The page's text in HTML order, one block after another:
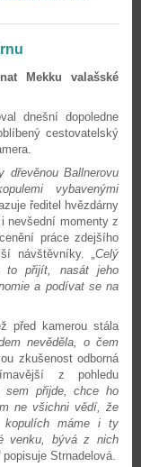
Mekku valašské
dnešní dopoledne
cestovatelský
dřevěnou Ballnerovu
vybavenými
ředitel hvězdárny
nevšední momenty z
práce zdejšího
návštěvníky. „Celý
to přijít, nasát jeho
a podívat se na
před kamerou stála
nevěděla, o čem
zkušenost odborná
z pohledu
sem přijde, chce ho
ne všichni vědí, že
kopulích máme i ty
venku, bývá z nich
popisuje Strnadelová.